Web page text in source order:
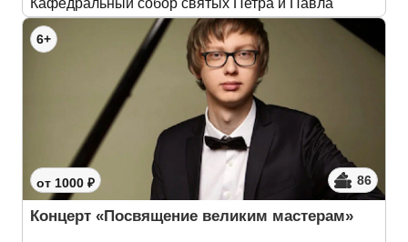
Кафедральный собор святых Петра и Павла
6+
от 1000 ₽ 86
Концерт «Посвящение великим мастерам»